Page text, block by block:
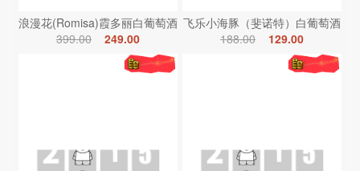
浪漫花(Romisa)霞多丽白葡萄酒
399.00
249.00
飞乐小海豚（斐诺特）白葡萄酒
188.00
129.00